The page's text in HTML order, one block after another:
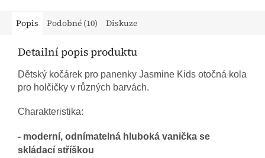
Popis Podobné (10) Diskuze
Detailní popis produktu
Dětský kočárek pro panenky Jasmine Kids otočná kola
pro holčičky v různých barvách.
Charakteristika:
- moderní, odnímatelná hluboká vanička se
skládací stříškou